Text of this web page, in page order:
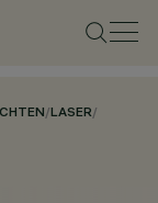
/LASER/